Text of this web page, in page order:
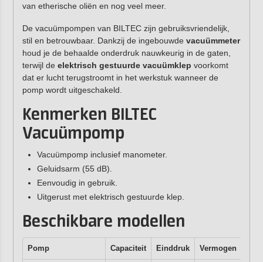
van etherische oliën en nog veel meer.
De vacuümpompen van BILTEC zijn gebruiksvriendelijk,
stil en betrouwbaar. Dankzij de ingebouwde vacuümmeter
houd je de behaalde onderdruk nauwkeurig in de gaten,
terwijl de elektrisch gestuurde vacuümklep voorkomt
dat er lucht terugstroomt in het werkstuk wanneer de
pomp wordt uitgeschakeld.
Kenmerken BILTEC
Vacuümpomp
Vacuümpomp inclusief manometer.
Geluidsarm (55 dB).
Eenvoudig in gebruik.
Uitgerust met elektrisch gestuurde klep.
Beschikbare modellen
Pomp Capaciteit Einddruk Vermogen